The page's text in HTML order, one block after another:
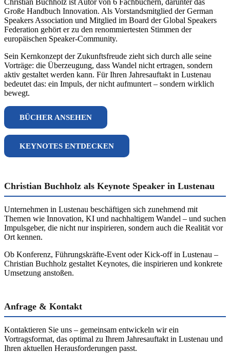
Christian Buchholz ist Autor von 6 Fachbüchern, darunter das
Große Handbuch Innovation. Als Vorstandsmitglied der German
Speakers Association und Mitglied im Board der Global Speakers
Federation gehört er zu den renommiertesten Stimmen der
europäischen Speaker-Community.
Sein Kernkonzept der Zukunftsfreude zieht sich durch alle seine
Vorträge: die Überzeugung, dass Wandel nicht ertragen, sondern
aktiv gestaltet werden kann. Für Ihren Jahresauftakt in Lustenau
bedeutet das: ein Impuls, der nicht aufmuntert – sondern wirklich
bewegt.
BÜCHER ANSEHEN
KEYNOTES ENTDECKEN
Christian Buchholz als Keynote Speaker in Lustenau
Unternehmen in Lustenau beschäftigen sich zunehmend mit
Themen wie Innovation, KI und nachhaltigem Wandel – und suchen
Impulsgeber, die nicht nur inspirieren, sondern auch die Realität vor
Ort kennen.
Ob Konferenz, Führungskräfte-Event oder Kick-off in Lustenau –
Christian Buchholz gestaltet Keynotes, die inspirieren und konkrete
Umsetzung anstoßen.
Anfrage & Kontakt
Kontaktieren Sie uns – gemeinsam entwickeln wir ein
Vortragsformat, das optimal zu Ihrem Jahresauftakt in Lustenau und
Ihren aktuellen Herausforderungen passt.